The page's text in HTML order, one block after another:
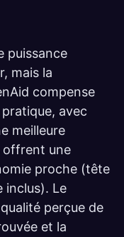
puissance
mais la
compense
avec
meilleure
offrent une
proche (tête
inclus). Le
perçue de
et la